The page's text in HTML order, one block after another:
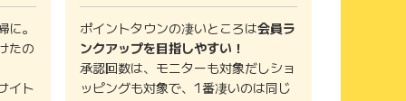
。
たの
イト
ポイントタウンの凄いところは会員ラ
ンクアップを目指しやすい！
承認回数は、モニターも対象だしショ
ッピングも対象で、1番凄いのは同じ